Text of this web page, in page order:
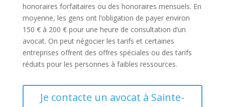
honoraires forfaitaires ou des honoraires mensuels. En
moyenne, les gens ont l’obligation de payer environ
150 € à 200 € pour une heure de consultation d’un
avocat. On peut négocier les tarifs et certaines
entreprises offrent des offres spéciales ou des tarifs
réduits pour les personnes à faibles ressources.
Je contacte un avocat à Sainte-